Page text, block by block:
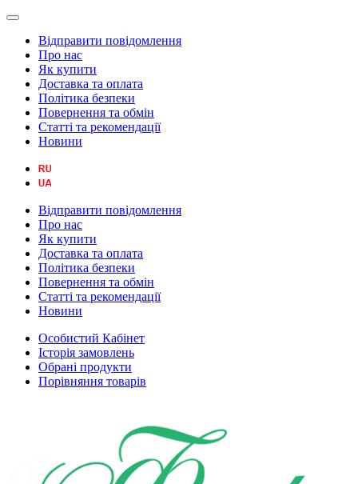
Відправити повідомлення
Про нас
Як купити
Доставка та оплата
Політика безпеки
Повернення та обмін
Статті та рекомендації
Новини
Відправити повідомлення
Про нас
Як купити
Доставка та оплата
Політика безпеки
Повернення та обмін
Статті та рекомендації
Новини
Особистий Кабінет
Історія замовлень
Обрані продукти
Порівняння товарів